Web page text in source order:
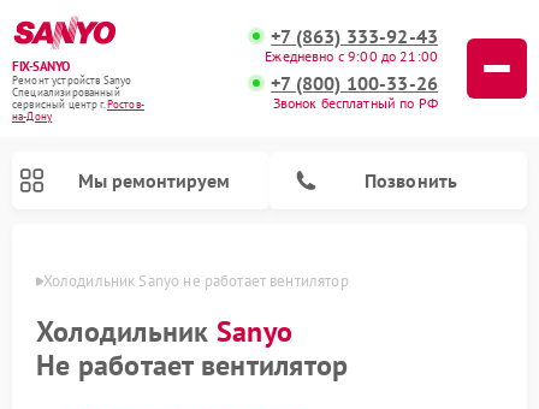
FIX-SANYO
Ремонт устройств Sanyo
Специализированный
cервисный центр г.Ростов-
на-Дону
+7 (863) 333-92-43
Ежедневно с 9:00 до 21:00
+7 (800) 100-33-26
Звонок бесплатный по РФ
Мы ремонтируем Позвонить
Холодильник Sanyo не работает вентилятор
Холодильник Sanyo
Не работает вентилятор